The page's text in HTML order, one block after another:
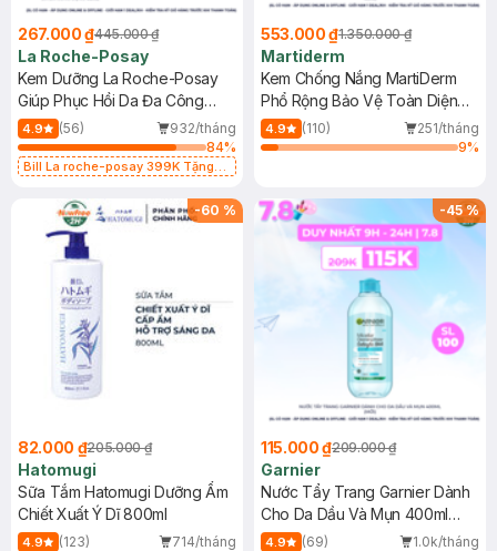
267.000 ₫445.000 ₫
La Roche-Posay
Kem Dưỡng La Roche-Posay
Giúp Phục Hồi Da Đa Công
Dụng 40ml
4.9 (56)
932/tháng
84%
Bill La roche-posay 399K Tặng
(SL có hạn)
553.000 ₫1.350.000 ₫
Martiderm
Kem Chống Nắng MartiDerm
Phổ Rộng Bảo Vệ Toàn Diện
40ml
4.9 (110)
251/tháng
9%
-60 %
82.000 ₫205.000 ₫
Hatomugi
Sữa Tắm Hatomugi Dưỡng Ẩm
Chiết Xuất Ý Dĩ 800ml
4.9 (123)
714/tháng
-45%
115.000 ₫209.000 ₫
Garnier
Nước Tẩy Trang Garnier Dành
Cho Da Dầu Và Mụn 400ml
(Mới)
4.9 (69)
1.0k/tháng